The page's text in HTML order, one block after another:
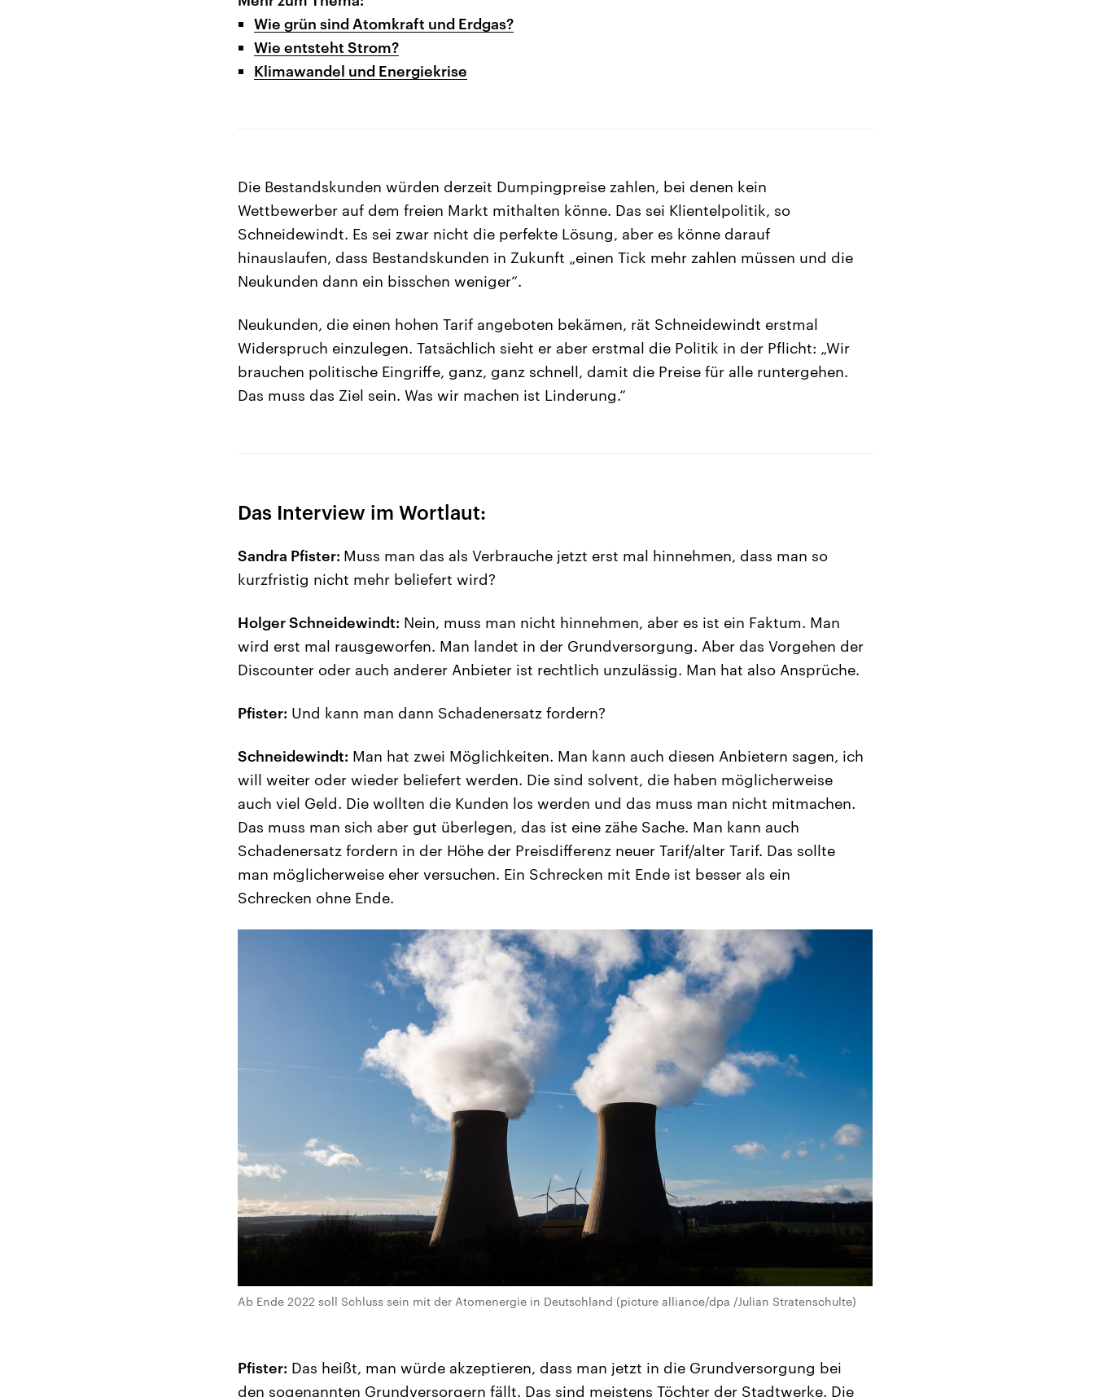
Wie grün sind Atomkraft und Erdgas?
Wie entsteht Strom?
Klimawandel und Energiekrise
Die Bestandskunden würden derzeit Dumpingpreise zahlen, bei denen kein
Wettbewerber auf dem freien Markt mithalten könne. Das sei Klientelpolitik, so
Schneidewindt. Es sei zwar nicht die perfekte Lösung, aber es könne darauf
hinauslaufen, dass Bestandskunden in Zukunft „einen Tick mehr zahlen müssen und die
Neukunden dann ein bisschen weniger“.
Neukunden, die einen hohen Tarif angeboten bekämen, rät Schneidewindt erstmal
Widerspruch einzulegen. Tatsächlich sieht er aber erstmal die Politik in der Pflicht: „Wir
brauchen politische Eingriffe, ganz, ganz schnell, damit die Preise für alle runtergehen.
Das muss das Ziel sein. Was wir machen ist Linderung.“
Das Interview im Wortlaut:
Sandra Pfister: Muss man das als Verbrauche jetzt erst mal hinnehmen, dass man so
kurzfristig nicht mehr beliefert wird?
Holger Schneidewindt: Nein, muss man nicht hinnehmen, aber es ist ein Faktum. Man
wird erst mal rausgeworfen. Man landet in der Grundversorgung. Aber das Vorgehen der
Discounter oder auch anderer Anbieter ist rechtlich unzulässig. Man hat also Ansprüche.
Pfister: Und kann man dann Schadenersatz fordern?
Schneidewindt: Man hat zwei Möglichkeiten. Man kann auch diesen Anbietern sagen, ich
will weiter oder wieder beliefert werden. Die sind solvent, die haben möglicherweise
auch viel Geld. Die wollten die Kunden los werden und das muss man nicht mitmachen.
Das muss man sich aber gut überlegen, das ist eine zähe Sache. Man kann auch
Schadenersatz fordern in der Höhe der Preisdifferenz neuer Tarif/alter Tarif. Das sollte
man möglicherweise eher versuchen. Ein Schrecken mit Ende ist besser als ein
Schrecken ohne Ende.
Ab Ende 2022 soll Schluss sein mit der Atomenergie in Deutschland (picture alliance/dpa /Julian Stratenschulte)
Pfister: Das heißt, man würde akzeptieren, dass man jetzt in die Grundversorgung bei
den sogenannten Grundversorgern fällt. Das sind meistens Töchter der Stadtwerke. Die